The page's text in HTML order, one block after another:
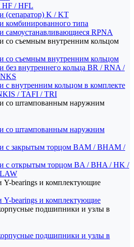
HF / HFL
(сепаратор) K / KT
комбинированного типа
самоустанавливающиеся RPNA
со съемным внутренним кольцом
со съемным внутренним кольцом
внутреннего кольца BR / RNA /
с внутренним кольцом в комплекте
/ TAFI / TRI
со штампованным наружним
со штампованным наружним
с закрытым торцом BAM / BHAM /
с открытым торцом BA / BHA / HK /
bearings и комплектующие
bearings и комплектующие
подшипники и узлы в
подшипники и узлы в